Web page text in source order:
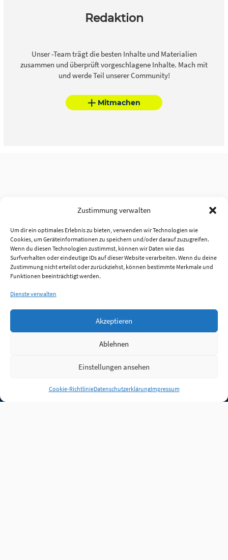
Zustimmung verwalten
Um dir ein optimales Erlebnis zu bieten, verwenden wir Technologien wie
Cookies, um Geräteinformationen zu speichern und/oder darauf zuzugreifen.
Wenn du diesen Technologien zustimmst, können wir Daten wie das
Surfverhalten oder eindeutige IDs auf dieser Website verarbeiten. Wenn du deine
Zustimmung nicht erteilst oder zurückziehst, können bestimmte Merkmale und
Funktionen beeinträchtigt werden.
Dienste verwalten
Akzeptieren
Ablehnen
Einstellungen ansehen
Cookie-RichtlinieDatenschutzerklärungImpressum
Redaktion
Unser -Team trägt die besten Inhalte und Materialien
zusammen und überprüft vorgeschlagene Inhalte. Mach mit
und werde Teil unserer Community!
Mitmachen
Anmelden
Jobs Partner FAQ Quellen